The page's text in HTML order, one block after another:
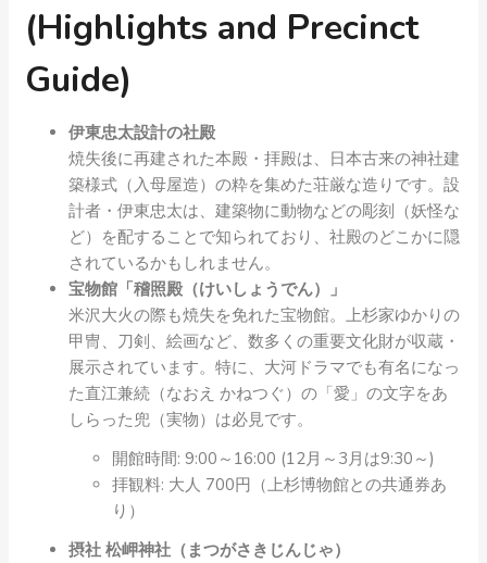
(Highlights and Precinct
Guide)
伊東忠太設計の社殿
焼失後に再建された本殿・拝殿は、日本古来の神社建
築様式（入母屋造）の粋を集めた荘厳な造りです。設
計者・伊東忠太は、建築物に動物などの彫刻（妖怪な
ど）を配することで知られており、社殿のどこかに隠
されているかもしれません。
宝物館「稽照殿（けいしょうでん）」
米沢大火の際も焼失を免れた宝物館。上杉家ゆかりの
甲冑、刀剣、絵画など、数多くの重要文化財が収蔵・
展示されています。特に、大河ドラマでも有名になっ
た直江兼続（なおえ かねつぐ）の「愛」の文字をあ
しらった兜（実物）は必見です。
開館時間: 9:00～16:00 (12月～3月は9:30～)
拝観料: 大人 700円（上杉博物館との共通券あ
り）
摂社 松岬神社（まつがさきじんじゃ）